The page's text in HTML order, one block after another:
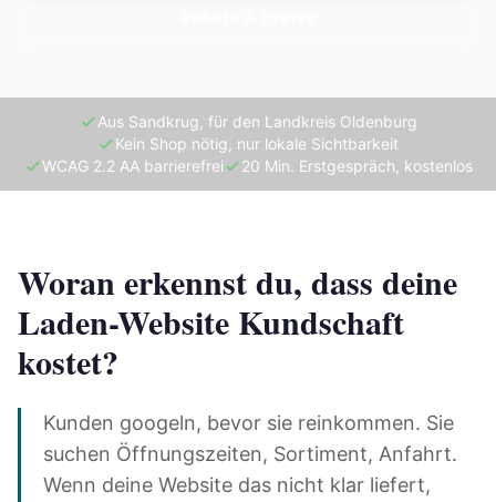
Aus Sandkrug, für den Landkreis Oldenburg
Kein Shop nötig, nur lokale Sichtbarkeit
WCAG 2.2 AA barrierefrei
20 Min. Erstgespräch, kostenlos
Woran erkennst du, dass deine
Laden-Website Kundschaft
kostet?
Kunden googeln, bevor sie reinkommen. Sie
suchen Öffnungszeiten, Sortiment, Anfahrt.
Wenn deine Website das nicht klar liefert,